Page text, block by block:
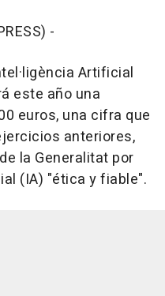
-
Artificial
este año una
euros, una cifra que
anteriores,
la Generalitat por
(IA) "ética y fiable".